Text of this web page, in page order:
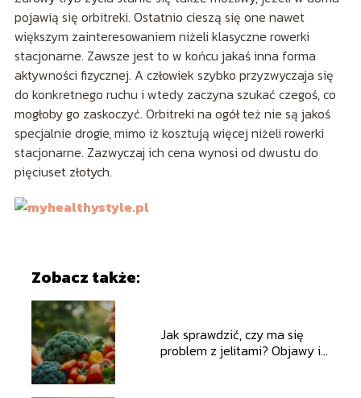
pojawią się orbitreki. Ostatnio cieszą się one nawet
większym zainteresowaniem niżeli klasyczne rowerki
stacjonarne. Zawsze jest to w końcu jakaś inna forma
aktywności fizycznej. A człowiek szybko przyzwyczaja się
do konkretnego ruchu i wtedy zaczyna szukać czegoś, co
mogłoby go zaskoczyć. Orbitreki na ogół też nie są jakoś
specjalnie drogie, mimo iż kosztują więcej niżeli rowerki
stacjonarne. Zazwyczaj ich cena wynosi od dwustu do
pięciuset złotych.
Zobacz także:
Jak sprawdzić, czy ma się
problem z jelitami? Objawy i